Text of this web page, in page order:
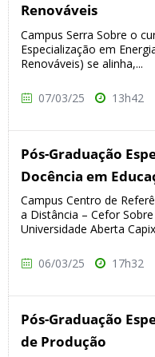
Renováveis
Campus Serra Sobre o
Especialização em
Renováveis) se alinha,...
07/03/25 13h42
Pós-Graduação
Docência em
Campus Centro de
a Distância – Cefor
Universidade Aberta
06/03/25 17h32
Pós-Graduação
de Produção